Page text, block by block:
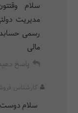
سلام
مدیریت
مالی
پاسخ
کارشناس
سلام دوست